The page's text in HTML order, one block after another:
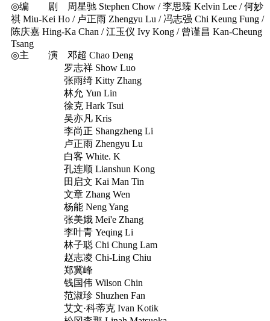
◎编 剧 周星驰 Stephen Chow / 李思臻 Kelvin Lee / 何妙
祺 Miu-Kei Ho / 卢正雨 Zhengyu Lu / 冯志强 Chi Keung Fung /
陈庆嘉 Hing-Ka Chan / 江玉仪 Ivy Kong / 曾谨昌 Kan-Cheung
Tsang
◎主 演 邓超 Chao Deng
罗志祥 Show Luo
张雨绮 Kitty Zhang
林允 Yun Lin
徐克 Hark Tsui
吴亦凡 Kris
李尚正 Shangzheng Li
卢正雨 Zhengyu Lu
白客 White. K
孔连顺 Lianshun Kong
田启文 Kai Man Tin
文章 Zhang Wen
杨能 Neng Yang
张美娥 Mei'e Zhang
李叶青 Yeqing Li
林子聪 Chi Chung Lam
赵志凌 Chi-Ling Chiu
郑冀峰
钱国伟 Wilson Chin
范淑珍 Shuzhen Fan
艾文·科蒂克 Ivan Kotik